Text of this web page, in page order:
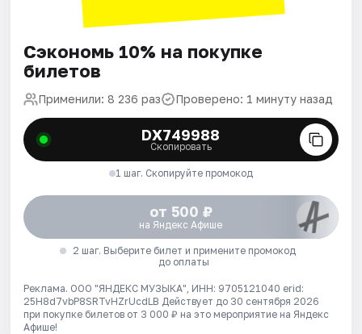
Сэкономь 10% на покупке
билетов
Применили: 8 236 раз Проверено: 1 минуту назад
DX749988
Скопировать
1 шаг. Скопируйте промокод
от 500 ₽
на Яндекс Афише
2 шаг. Выберите билет и примените промокод
до оплаты
Реклама. ООО "ЯНДЕКС МУЗЫКА", ИНН: 9705121040 erid:
25H8d7vbP8SRTvHZrUcdLB Действует до 30 сентября 2026
при покупке билетов от 3 000 ₽ на это мероприятие на Яндекс
Афише!